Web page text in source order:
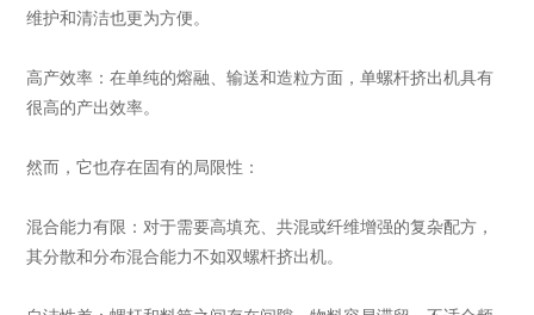
维护和清洁也更为方便。
高产效率：在单纯的熔融、输送和造粒方面，单螺杆挤出机具有
很高的产出效率。
然而，它也存在固有的局限性：
混合能力有限：对于需要高填充、共混或纤维增强的复杂配方，
其分散和分布混合能力不如双螺杆挤出机。